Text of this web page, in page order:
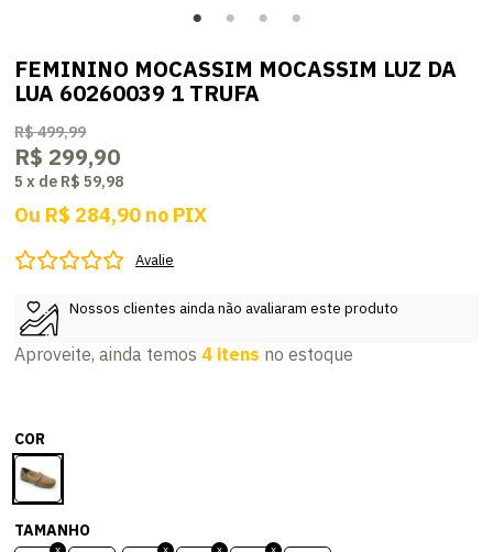
FEMININO MOCASSIM MOCASSIM LUZ DA
LUA 60260039 1 TRUFA
R$ 499,99
R$ 299,90
5 x de R$ 59,98
Ou R$ 284,90 no PIX
Avalie
Nossos clientes ainda não avaliaram este produto
Aproveite, ainda temos 4 itens no estoque
COR
TAMANHO